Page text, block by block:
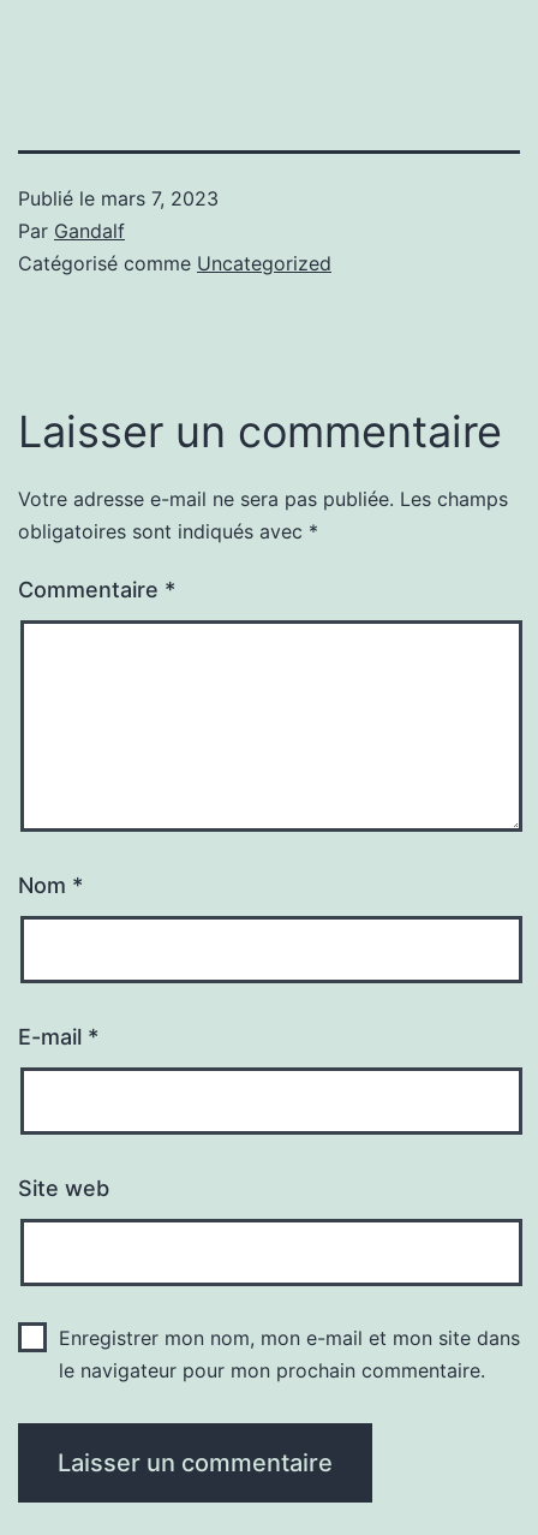
Publié le mars 7, 2023
Par Gandalf
Catégorisé comme Uncategorized
Laisser un commentaire
Votre adresse e-mail ne sera pas publiée. Les champs
obligatoires sont indiqués avec *
Commentaire *
Nom *
E-mail *
Site web
Enregistrer mon nom, mon e-mail et mon site dans
le navigateur pour mon prochain commentaire.